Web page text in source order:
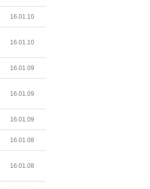
16.01.10
16.01.10
16.01.09
16.01.09
16.01.09
16.01.08
16.01.08